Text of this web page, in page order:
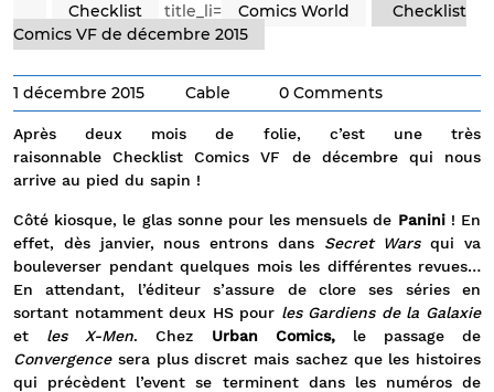
Checklist title_li= Comics World
Checklist
Comics VF de décembre 2015
1 décembre 2015 Cable 0 Comments
Après deux mois de folie, c’est une très
raisonnable Checklist Comics VF de décembre qui nous
arrive au pied du sapin !
Côté kiosque, le glas sonne pour les mensuels de Panini! En
effet, dès janvier, nous entrons dansSecret Warsqui va
bouleverser pendant quelques mois les différentes revues…
En attendant, l’éditeur s’assure de clore ses séries en
sortant notamment deux HS pour les Gardiens de la Galaxie
et les X-Men. Chez Urban Comics,le passage de
Convergencesera plus discret mais sachez que les histoires
qui précèdent l’event se terminent dans les numéros de